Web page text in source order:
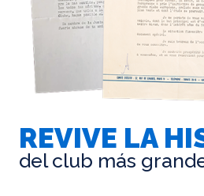
REVIVE LA
del club más